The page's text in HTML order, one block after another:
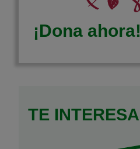
¡Dona ahora!
TE INTERESA